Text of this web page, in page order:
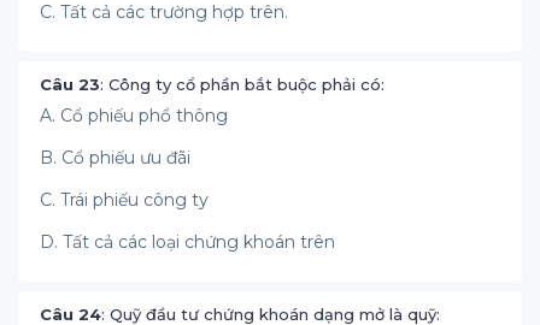
C. Tất cả các trường hợp trên.
Câu 23: Công ty cổ phần bắt buộc phải có:
A. Cổ phiếu phổ thông
B. Cổ phiếu ưu đãi
C. Trái phiếu công ty
D. Tất cả các loại chứng khoán trên
Câu 24: Quỹ đầu tư chứng khoán dạng mở là quỹ: